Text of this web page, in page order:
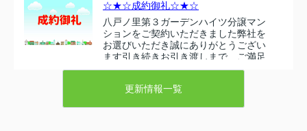
☆★☆成約御礼☆★☆
八戸ノ里第３ガーデンハイツ分譲マン
ションをご契約いただきました弊社を
お選びいただき誠にありがとうござい
ます引き続きお引き渡しまで、ご満足
いただけるようしっかりと責任を持っ
2026.07.10
更新情報一覧